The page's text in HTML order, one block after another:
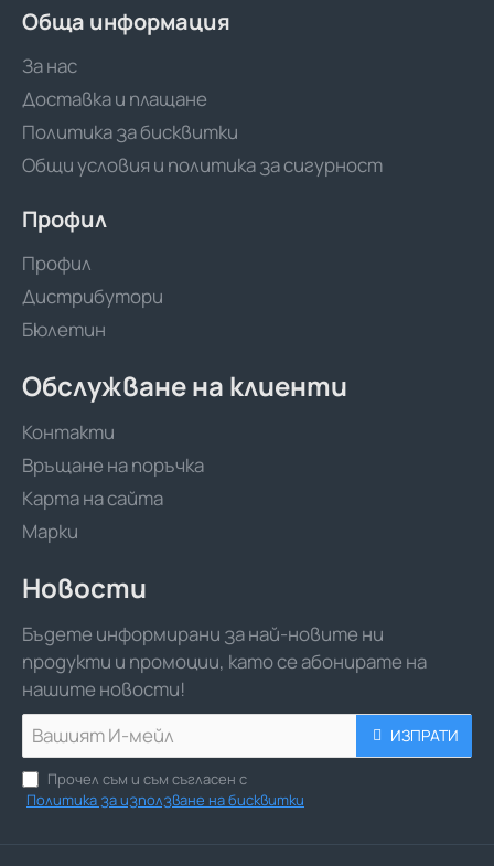
Обща информация
За нас
Доставка и плащане
Политика за бисквитки
Общи условия и политика за сигурност
Профил
Профил
Дистрибутори
Бюлетин
Обслужване на клиенти
Контакти
Връщане на поръчка
Карта на сайта
Марки
Новости
Бъдете информирани за най-новите ни
продукти и промоции, като се абонирате на
нашите новости!
И-
мейл
ИЗПРАТИ
Прочел съм и съм съгласен с
Политика за използване на бисквитки